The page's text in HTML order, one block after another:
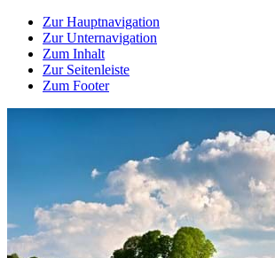
Zur Hauptnavigation
Zur Unternavigation
Zum Inhalt
Zur Seitenleiste
Zum Footer